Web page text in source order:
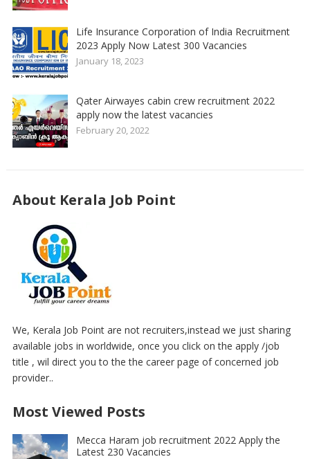
Life Insurance Corporation of India Recruitment
2023 Apply Now Latest 300 Vacancies
January 18, 2023
Qater Airwayes cabin crew recruitment 2022
apply now the latest vacancies
February 20, 2022
About Kerala Job Point
We, Kerala Job Point are not recruiters,instead we just sharing
available jobs in worldwide, once you click on the apply /job
title , wil direct you to the the career page of concerned job
provider..
Most Viewed Posts
Mecca Haram job recruitment 2022 Apply the
Latest 230 Vacancies